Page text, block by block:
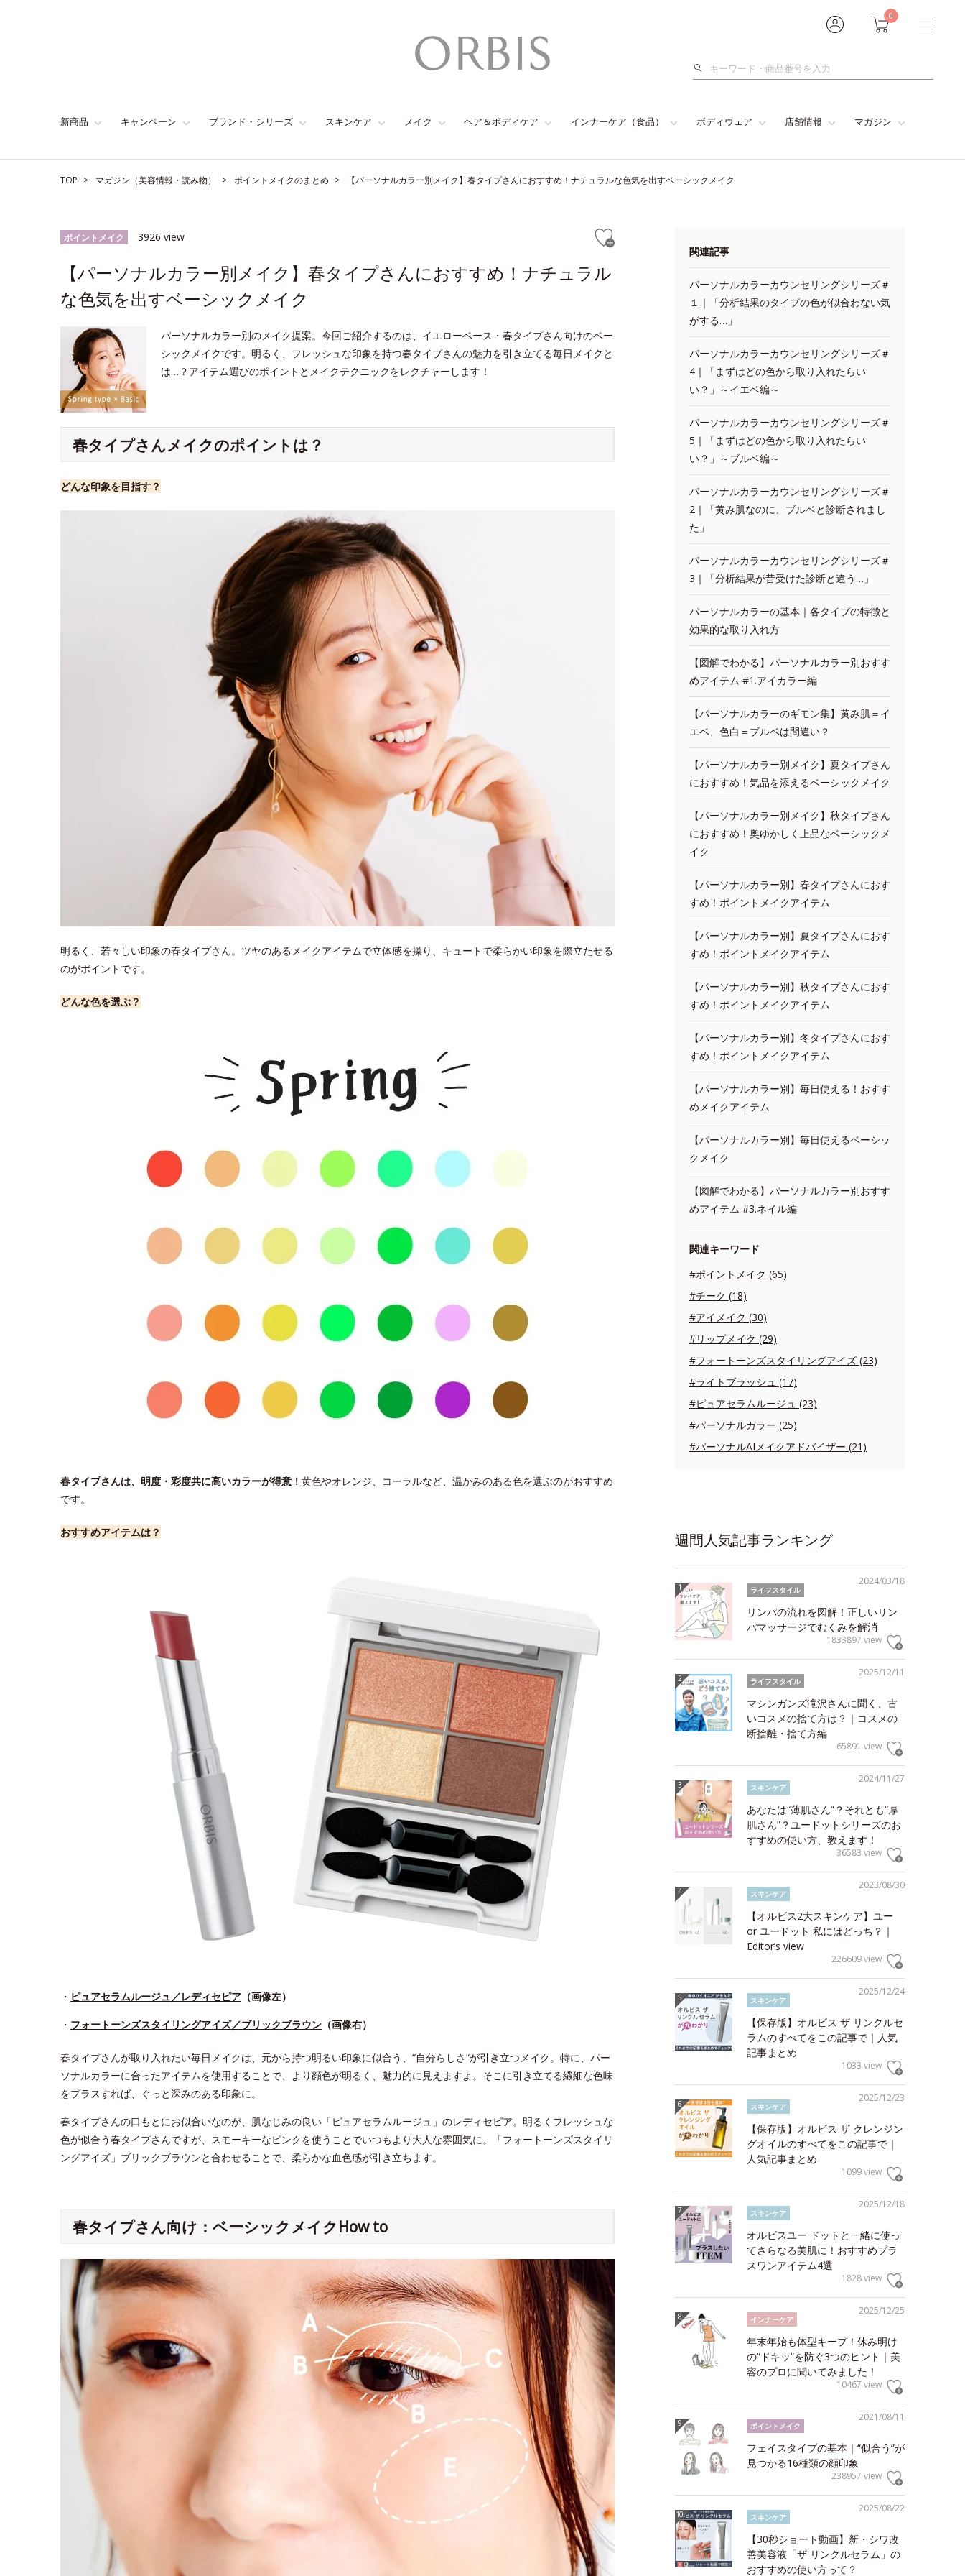
0
検
新商品 キャンペーン ブランド・シリーズ スキンケア メイク ヘア＆ボディケア インナーケア（食品） ボディウェア 店舗情報 マガジン
TOP マガジン（美容情報・読み物） ポイントメイクのまとめ 【パーソナルカラー別メイク】春タイプさんにおすすめ！ナチュラルな色気を出すベーシックメイク
ポイントメイク 3926 view
【パーソナルカラー別メイク】春タイプさんにおすすめ！ナチュラル
な色気を出すベーシックメイク
パーソナルカラー別のメイク提案。今回ご紹介するのは、イエローベース・春タイプさん向けのベー
シックメイクです。明るく、フレッシュな印象を持つ春タイプさんの魅力を引き立てる毎日メイクと
は…？アイテム選びのポイントとメイクテクニックをレクチャーします！
春タイプさんメイクのポイントは？
どんな印象を目指す？
明るく、若々しい印象の春タイプさん。ツヤのあるメイクアイテムで立体感を操り、キュートで柔らかい印象を際立たせる
のがポイントです。
どんな色を選ぶ？
春タイプさんは、明度・彩度共に高いカラーが得意！ 黄色やオレンジ、コーラルなど、温かみのある色を選ぶのがおすすめ
です。
おすすめアイテムは？
・ ピュアセラムルージュ／レディセピア （画像左）
・ フォートーンズスタイリングアイズ／ブリックブラウン （画像右）
春タイプさんが取り入れたい毎日メイクは、元から持つ明るい印象に似合う、“自分らしさ“が引き立つメイク。特に、パー
ソナルカラーに合ったアイテムを使用することで、より顔色が明るく、魅力的に見えますよ。そこに引き立てる繊細な色味
をプラスすれば、ぐっと深みのある印象に。
春タイプさんの口もとにお似合いなのが、肌なじみの良い「ピュアセラムルージュ」のレディセピア。明るくフレッシュな
色が似合う春タイプさんですが、スモーキーなピンクを使うことでいつもより大人な雰囲気に。「フォートーンズスタイリ
ングアイズ」ブリックブラウンと合わせることで、柔らかな血色感が引き立ちます。
春タイプさん向け：ベーシックメイクHow to
関連記事
パーソナルカラーカウンセリングシリーズ＃
１｜「分析結果のタイプの色が似合わない気
がする…」
パーソナルカラーカウンセリングシリーズ＃
4｜「まずはどの色から取り入れたらい
い？」～イエベ編～
パーソナルカラーカウンセリングシリーズ＃
5｜「まずはどの色から取り入れたらい
い？」～ブルベ編～
パーソナルカラーカウンセリングシリーズ＃
2｜「黄み肌なのに、ブルベと診断されまし
た」
パーソナルカラーカウンセリングシリーズ＃
3｜「分析結果が昔受けた診断と違う…」
パーソナルカラーの基本｜各タイプの特徴と
効果的な取り入れ方
【図解でわかる】パーソナルカラー別おすす
めアイテム #1.アイカラー編
【パーソナルカラーのギモン集】黄み肌＝イ
エベ、色白＝ブルベは間違い？
【パーソナルカラー別メイク】夏タイプさん
におすすめ！気品を添えるベーシックメイク
【パーソナルカラー別メイク】秋タイプさん
におすすめ！奥ゆかしく上品なベーシックメ
イク
【パーソナルカラー別】春タイプさんにおす
すめ！ポイントメイクアイテム
【パーソナルカラー別】夏タイプさんにおす
すめ！ポイントメイクアイテム
【パーソナルカラー別】秋タイプさんにおす
すめ！ポイントメイクアイテム
【パーソナルカラー別】冬タイプさんにおす
すめ！ポイントメイクアイテム
【パーソナルカラー別】毎日使える！おすす
めメイクアイテム
【パーソナルカラー別】毎日使えるベーシッ
クメイク
【図解でわかる】パーソナルカラー別おすす
めアイテム #3.ネイル編
関連キーワード
#ポイントメイク (65)
#チーク (18)
#アイメイク (30)
#リップメイク (29)
#フォートーンズスタイリングアイズ (23)
#ライトブラッシュ (17)
#ピュアセラムルージュ (23)
#パーソナルカラー (25)
#パーソナルAIメイクアドバイザー (21)
週間人気記事ランキング
2024/03/18
ライフスタイル
リンパの流れを図解！正しいリン
パマッサージでむくみを解消
1833897 view
2025/12/11
ライフスタイル
マシンガンズ滝沢さんに聞く、古
いコスメの捨て方は？｜コスメの
断捨離・捨て方編
65891 view
2024/11/27
スキンケア
あなたは“薄肌さん”？それとも“厚
肌さん”？ユードットシリーズのお
すすめの使い方、教えます！
36583 view
2023/08/30
スキンケア
【オルビス2大スキンケア】ユー
or ユードット 私にはどっち？｜
Editor’s view
226609 view
2025/12/24
スキンケア
【保存版】オルビス ザ リンクルセ
ラムのすべてをこの記事で｜人気
記事まとめ
1033 view
2025/12/23
スキンケア
【保存版】オルビス ザ クレンジン
グオイルのすべてをこの記事で｜
人気記事まとめ
1099 view
2025/12/18
スキンケア
オルビスユー ドットと一緒に使っ
てさらなる美肌に！おすすめプラ
スワンアイテム4選
1828 view
2025/12/25
インナーケア
年末年始も体型キープ！休み明け
の“ドキッ”を防ぐ3つのヒント｜美
容のプロに聞いてみました！
10467 view
2021/08/11
ポイントメイク
フェイスタイプの基本｜“似合う”が
見つかる16種類の顔印象
238957 view
2025/08/22
スキンケア
【30秒ショート動画】新・シワ改
善美容液「ザ リンクルセラム」の
おすすめの使い方って？